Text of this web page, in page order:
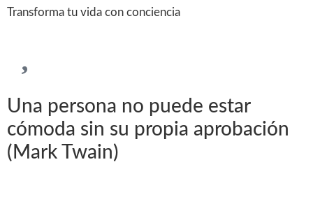
Transforma tu vida con conciencia
Una persona no puede estar
cómoda sin su propia aprobación
(Mark Twain)